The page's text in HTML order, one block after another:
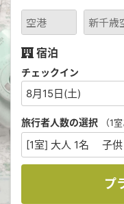
宿泊
チェックイン
8月15日(土)
旅行者人数の選択 （1
[1室] 大人 1名 子供
プ